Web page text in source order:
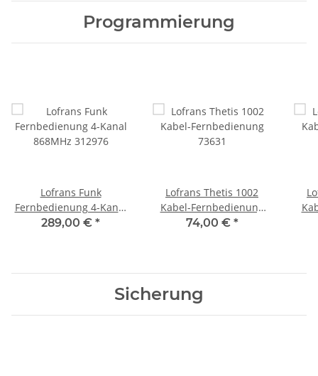
Programmierung
Lofrans Funk
Fernbedienung 4-Kanal
868MHz 312976
289,00 € *
Lofrans Thetis 1002
Kabel-Fernbedienung
73631
74,00 € *
Sicherung